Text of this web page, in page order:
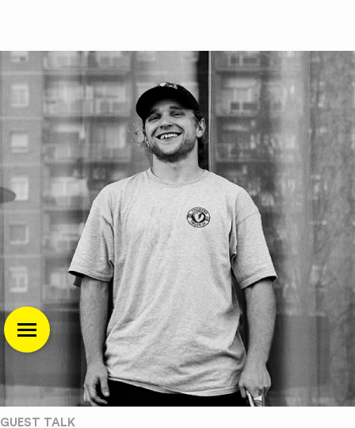
GUEST TALK